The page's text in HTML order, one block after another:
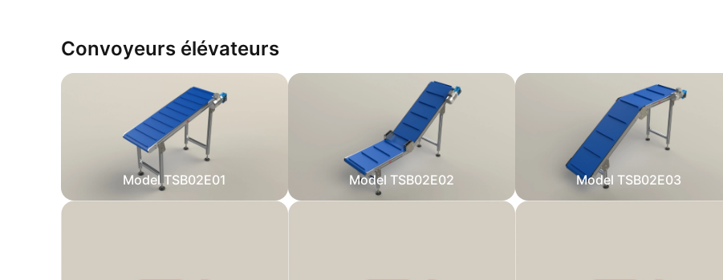
Convoyeurs élévateurs
Model TSB02E01 Model TSB02E02 Model TSB02E03